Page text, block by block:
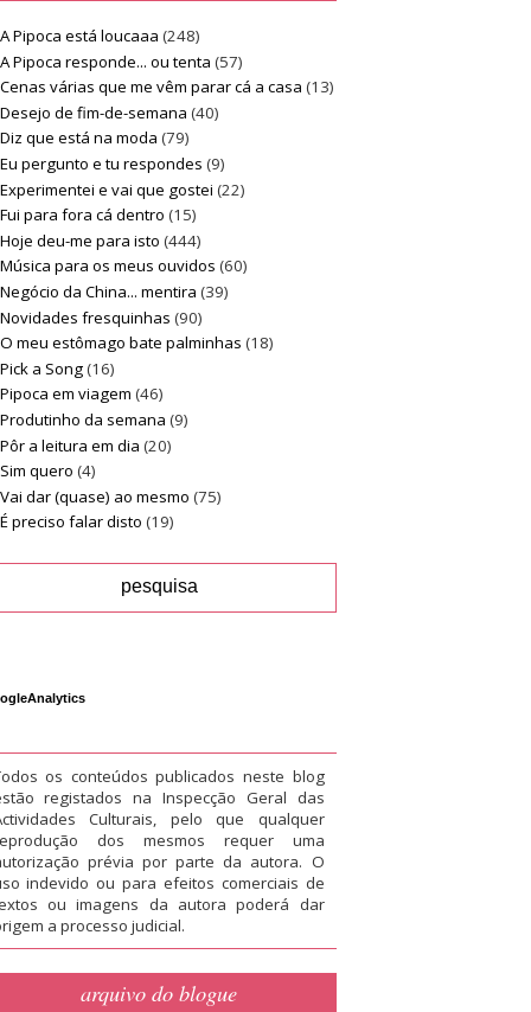
A Pipoca está loucaaa (248)
A Pipoca responde... ou tenta (57)
Cenas várias que me vêm parar cá a casa (13)
Desejo de fim-de-semana (40)
Diz que está na moda (79)
Eu pergunto e tu respondes (9)
Experimentei e vai que gostei (22)
Fui para fora cá dentro (15)
Hoje deu-me para isto (444)
Música para os meus ouvidos (60)
Negócio da China... mentira (39)
Novidades fresquinhas (90)
O meu estômago bate palminhas (18)
Pick a Song(16)
Pipoca em viagem (46)
Produtinho da semana (9)
Pôr a leitura em dia (20)
Sim quero (4)
Vai dar (quase) ao mesmo (75)
É preciso falar disto (19)
os conteúdos publicados neste blog
registados na Inspecção Geral das
Culturais, pelo que qualquer
dos mesmos requer uma
prévia por parte da autora. O
indevido ou para efeitos comerciais de
ou imagens da autora poderá dar
a processo judicial.
arquivo do blogue